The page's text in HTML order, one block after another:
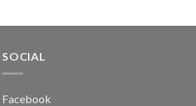
SOCIAL
Facebook